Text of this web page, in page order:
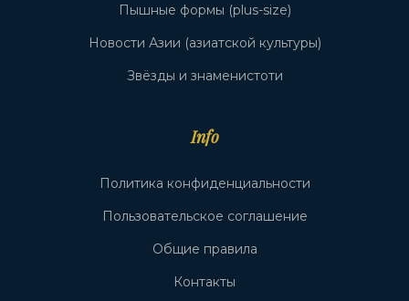
Пышные формы (plus-size)
Новости Азии (азиатской культуры)
Звёзды и знаменистоти
Info
Политика конфиденциальности
Пользовательское соглашение
Общие правила
Контакты